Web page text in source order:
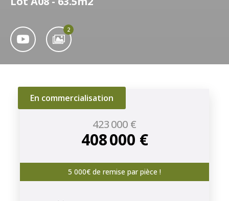
2
En commercialisation
423 000 €
408 000 €
5 000€ de remise par pièce !